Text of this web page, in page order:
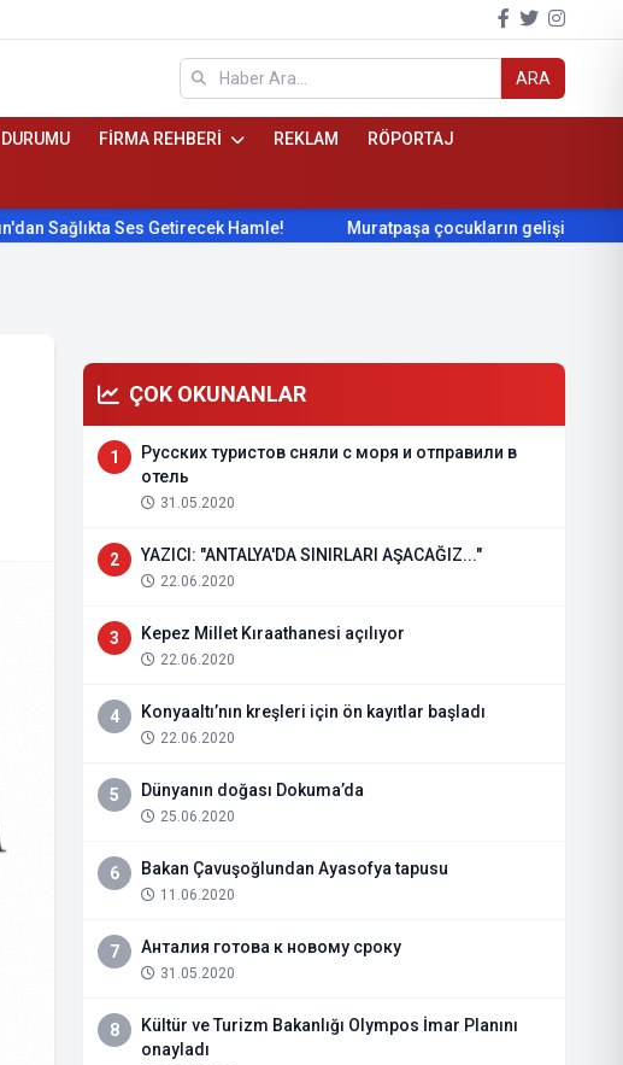
ARA
FİRMA REHBERİ REKLAM RÖPORTAJ
Ses Getirecek Hamle! Muratpaşa çocukların gelişimini cimnastikle
ÇOK OKUNANLAR
1
Русских туристов сняли с моря и отправили в
отель
31.05.2020
2 YAZICI: "ANTALYA'DA SINIRLARI AŞACAĞIZ..."
22.06.2020
3 Kepez Millet Kıraathanesi açılıyor
22.06.2020
4 Konyaaltı’nın kreşleri için ön kayıtlar başladı
22.06.2020
5 Dünyanın doğası Dokuma’da
25.06.2020
6 Bakan Çavuşoğlundan Ayasofya tapusu
11.06.2020
7 Анталия готова к новому сроку
31.05.2020
8
Kültür ve Turizm Bakanlığı Olympos İmar Planını
onayladı